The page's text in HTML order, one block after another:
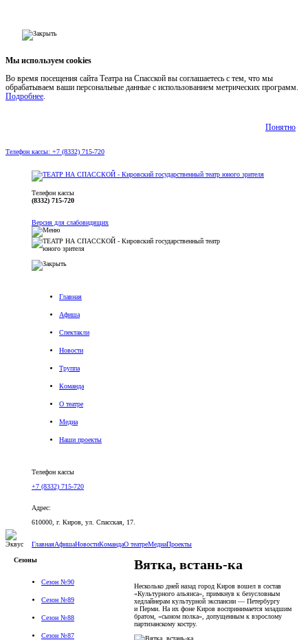
Мы используем cookies
Во время посещения сайта Театра на Спасской вы соглашаетесь с тем, что мы
обрабатываем ваши персональные данные с использованием метрических программ.
Подробнее.
Понятно
Телефон кассы: +7 (8332) 715-720
Телефон кассы
(8332) 715-720
Версия для слабовидящих
Главная
Афиша
Спектакли
Новости
Труппа
Команда
О театре
Медиа
Наши проекты
Телефон кассы
+7 (8332) 715-720
Адрес:
610000, г. Киров, ул. Спасская, 17.
ГлавнаяАфишаНовостиКомандаО театреМедиаПроекты
Сезоны
Сезон №90
Сезон №89
Сезон №88
Сезон №87
Вятка, встань-ка
Несколько дней назад город Киров вошел в состав
«Культурного альянса», примкнув к безусловным
хедлайнерам культурной экспансии — Петербургу
и Перми. На их фоне Киров воспринимается младшим
братом, «сыном полка», допущенным к взрослому
партизанскому костру.